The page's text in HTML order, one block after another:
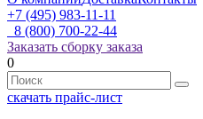
+7 (495) 983-11-11
8 (800) 700-22-44
Заказать сборку заказа
0
скачать прайс-лист